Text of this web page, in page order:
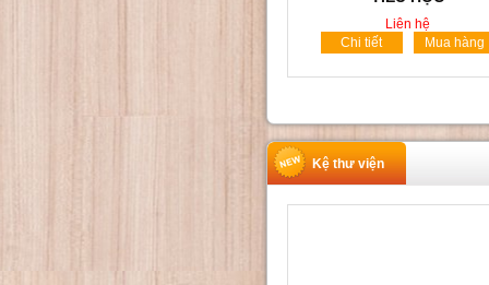
Liên hệ
Chi tiết
Mua hàng
Kệ thư viện